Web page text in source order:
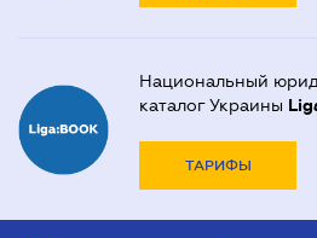
Национальный
каталог Украины
ТАРИФЫ